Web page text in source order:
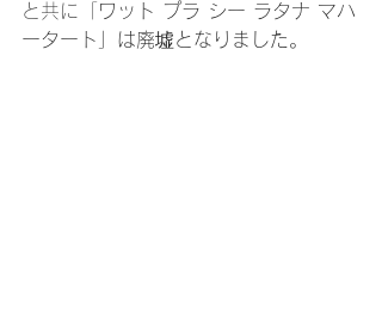
と共に「
ワット プラ シー ラタナ マハ
ータート」は廃墟となりました。